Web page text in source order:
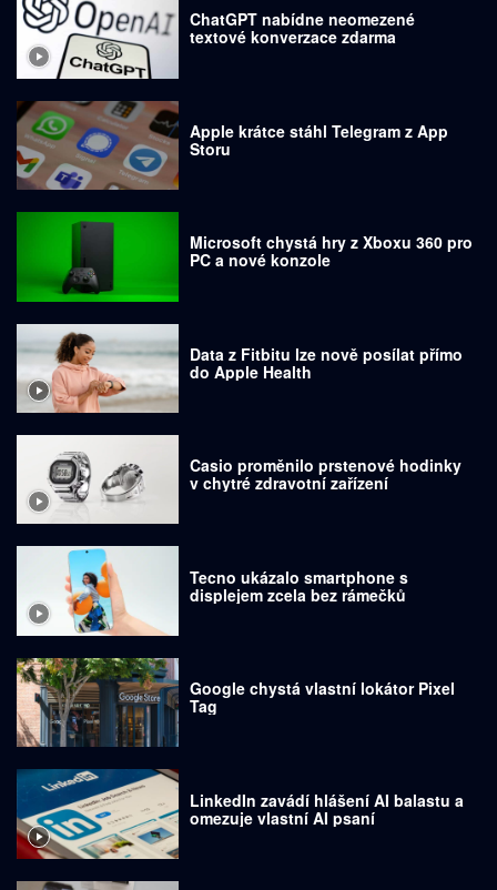
ChatGPT nabídne neomezené
textové konverzace zdarma
Apple krátce stáhl Telegram z App
Storu
Microsoft chystá hry z Xboxu 360 pro
PC a nové konzole
Data z Fitbitu lze nově posílat přímo
do Apple Health
Casio proměnilo prstenové hodinky
v chytré zdravotní zařízení
Tecno ukázalo smartphone s
displejem zcela bez rámečků
Google chystá vlastní lokátor Pixel
Tag
LinkedIn zavádí hlášení AI balastu a
omezuje vlastní AI psaní